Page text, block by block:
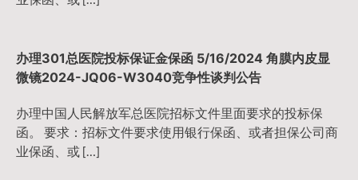
办理301总医院投标保证金保函 5/16/2024 角膜内皮显
微镜2024-JQ06-W3040竞争性谈判公告
办理中国人民解放军总医院招标文件里面要求的投标保
函。 要求：招标文件要求使用银行保函、或者担保公司商
业保函、或 […]